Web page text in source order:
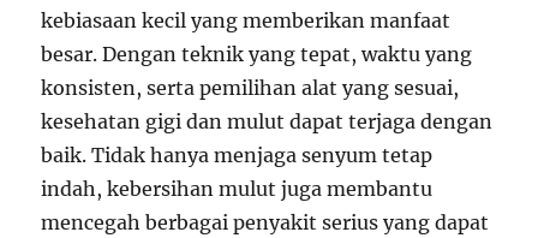
kebiasaan kecil yang memberikan manfaat
besar. Dengan teknik yang tepat, waktu yang
konsisten, serta pemilihan alat yang sesuai,
kesehatan gigi dan mulut dapat terjaga dengan
baik. Tidak hanya menjaga senyum tetap
indah, kebersihan mulut juga membantu
mencegah berbagai penyakit serius yang dapat